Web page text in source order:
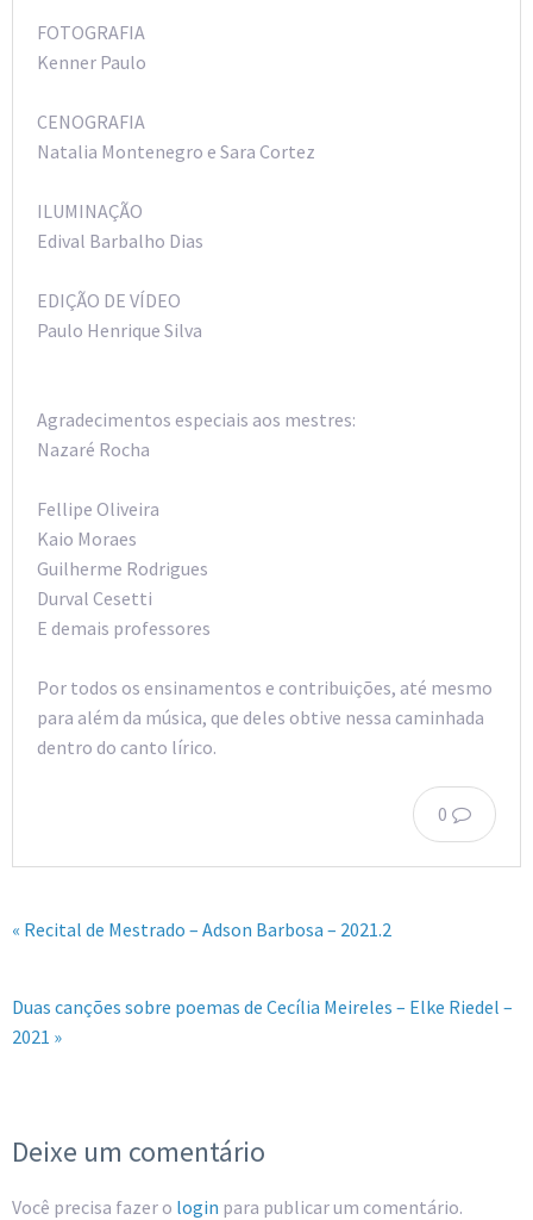
FOTOGRAFIA
Kenner Paulo
CENOGRAFIA
Natalia Montenegro e Sara Cortez
ILUMINAÇÃO
Edival Barbalho Dias
EDIÇÃO DE VÍDEO
Paulo Henrique Silva
Agradecimentos especiais aos mestres:
Nazaré Rocha
Fellipe Oliveira
Kaio Moraes
Guilherme Rodrigues
Durval Cesetti
E demais professores
Por todos os ensinamentos e contribuições, até mesmo
para além da música, que deles obtive nessa caminhada
dentro do canto lírico.
0
« Recital de Mestrado – Adson Barbosa – 2021.2
Duas canções sobre poemas de Cecília Meireles – Elke Riedel –
2021 »
Deixe um comentário
Você precisa fazer o login para publicar um comentário.